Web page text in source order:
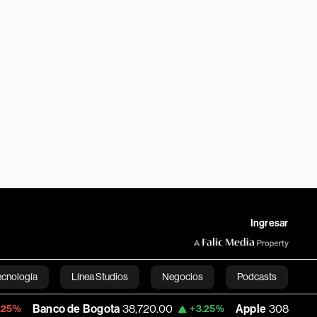
Ingresar
Línea Studios Negocios Podcasts
English
de Bogota 38,720.00 +3.25% Apple 308.63 -7.53%